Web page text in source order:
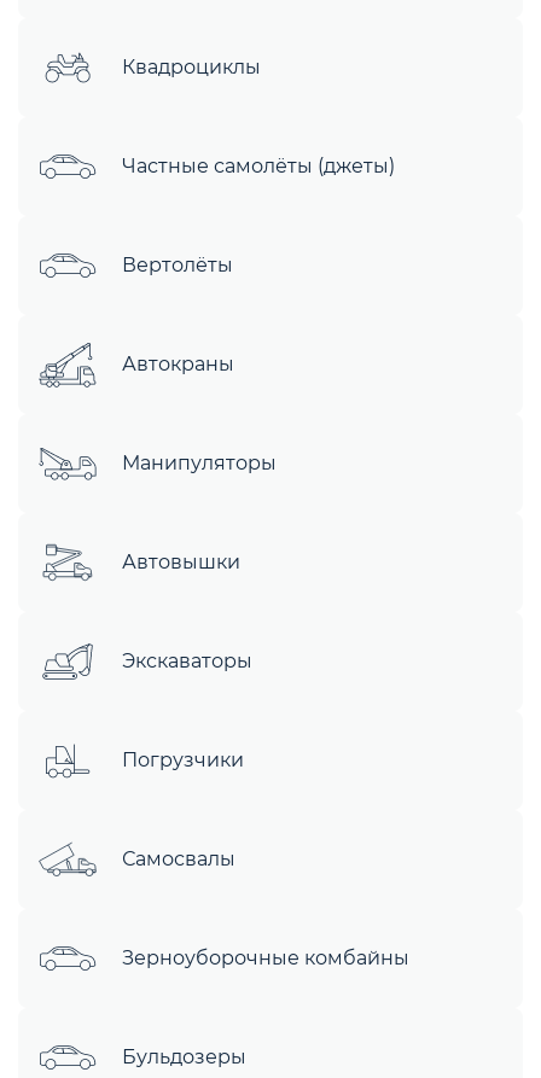
Квадроциклы
Частные самолёты (джеты)
Вертолёты
Автокраны
Манипуляторы
Автовышки
Экскаваторы
Погрузчики
Самосвалы
Зерноуборочные комбайны
Бульдозеры